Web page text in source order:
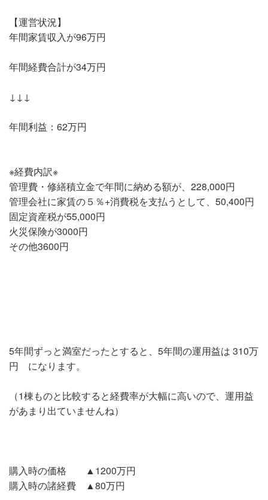
【運営状況】
年間家賃収入が96万円
年間経費合計が34万円
↓↓↓
年間利益：62万円
※経費内訳※
管理費・修繕積立金で年間に納める額が、228,000円
管理会社に家賃の５％+消費税を支払うとして、50,400円
固定資産税が55,000円
火災保険が3000円
その他3600円
5年間ずっと満室だったとすると、5年間の運用益は 310万
円 になります。
（1棟ものと比較すると経費率が大幅に高いので、運用益
があまり出ていませんね）
購入時の価格 ▲1200万円
購入時の諸経費 ▲80万円